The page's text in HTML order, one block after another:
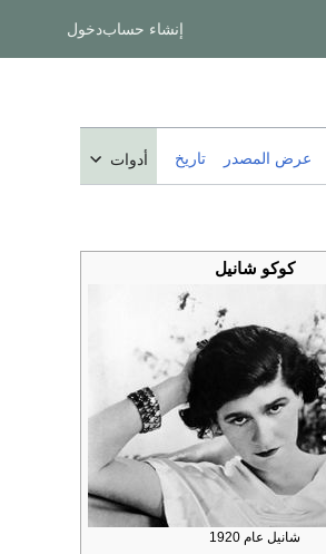
إنشاء حسابدخول
عرض المصدر تاريخ أدوات
كوكو شانيل
شانيل عام 1920